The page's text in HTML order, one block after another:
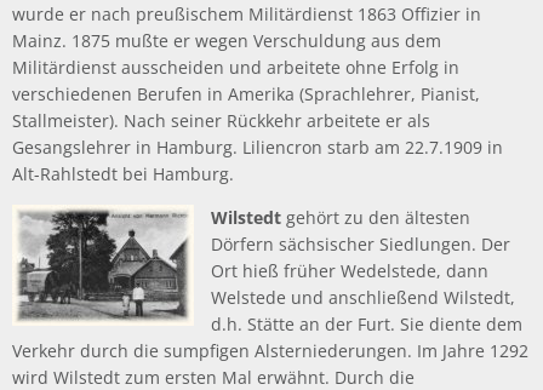
wurde er nach preußischem Militärdienst 1863 Offizier in
Mainz. 1875 mußte er wegen Verschuldung aus dem
Militärdienst ausscheiden und arbeitete ohne Erfolg in
verschiedenen Berufen in Amerika (Sprachlehrer, Pianist,
Stallmeister). Nach seiner Rückkehr arbeitete er als
Gesangslehrer in Hamburg. Liliencron starb am 22.7.1909 in
Alt-Rahlstedt bei Hamburg.
Wilstedt gehört zu den ältesten
Dörfern sächsischer Siedlungen. Der
Ort hieß früher Wedelstede, dann
Welstede und anschließend Wilstedt,
d.h. Stätte an der Furt. Sie diente dem
Verkehr durch die sumpfigen Alsterniederungen. Im Jahre 1292
wird Wilstedt zum ersten Mal erwähnt. Durch die